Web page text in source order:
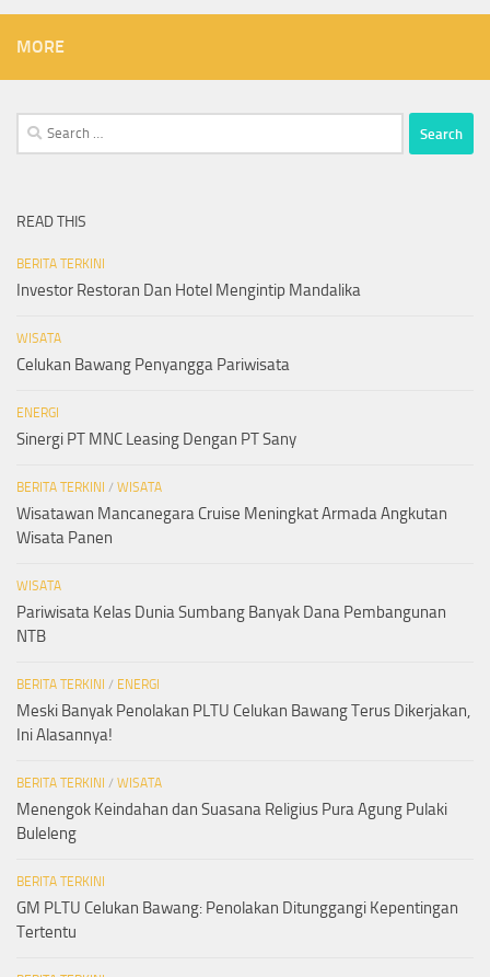
MORE
Search
for:
READ THIS
BERITA TERKINI
Investor Restoran Dan Hotel Mengintip Mandalika
WISATA
Celukan Bawang Penyangga Pariwisata
ENERGI
Sinergi PT MNC Leasing Dengan PT Sany
BERITA TERKINI / WISATA
Wisatawan Mancanegara Cruise Meningkat Armada Angkutan
Wisata Panen
WISATA
Pariwisata Kelas Dunia Sumbang Banyak Dana Pembangunan
NTB
BERITA TERKINI / ENERGI
Meski Banyak Penolakan PLTU Celukan Bawang Terus Dikerjakan,
Ini Alasannya!
BERITA TERKINI / WISATA
Menengok Keindahan dan Suasana Religius Pura Agung Pulaki
Buleleng
BERITA TERKINI
GM PLTU Celukan Bawang: Penolakan Ditunggangi Kepentingan
Tertentu